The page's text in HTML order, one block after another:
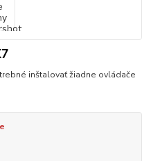
inštalovať žiadne ovládače